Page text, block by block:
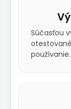
Súčasťou
používanie.